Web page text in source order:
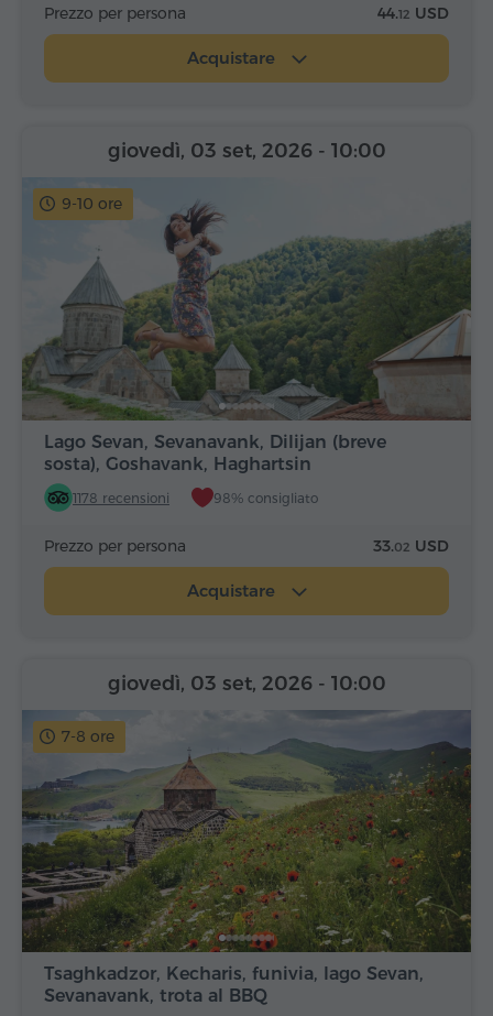
Prezzo per persona 44.12 USD
Acquistare
9-10 ore
Lago Sevan, Sevanavank, Dilijan (breve
sosta), Goshavank, Haghartsin
1178 recensioni 98% consigliato
giovedì, 03 set, 2026 - 10:00
Prezzo per persona 33.02 USD
Acquistare
7-8 ore
Tsaghkadzor, Kecharis, funivia, lago Sevan,
Sevanavank, trota al BBQ
giovedì, 03 set, 2026 - 10:00